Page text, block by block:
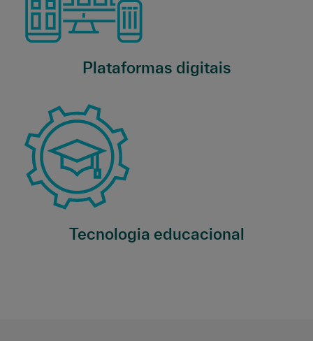
Plataformas digitais
Tecnologia educacional